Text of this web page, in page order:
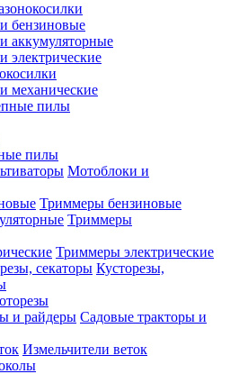
бензиновые
аккумуляторные
электрические
механические
пилы
пилы
Мотоблоки и
Триммеры бензиновые
Триммеры
Триммеры электрические
Кусторезы,
Садовые тракторы и
Измельчители веток